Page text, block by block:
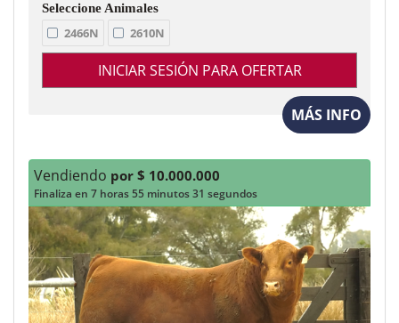
2466N 2610N
INICIAR SESIÓN PARA OFERTAR
MÁS INFO
Vendiendo por $ 10.000.000
Finaliza en 7 horas 55 minutos 29 segundos